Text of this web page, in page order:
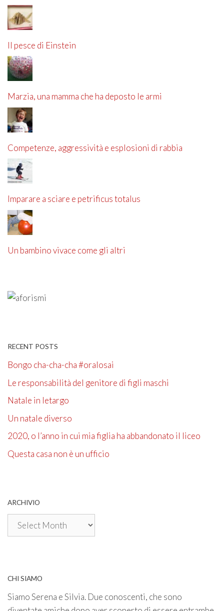
Il pesce di Einstein
Marzia, una mamma che ha deposto le armi
Competenze, aggressività e esplosioni di rabbia
Imparare a sciare e petrificus totalus
Un bambino vivace come gli altri
RECENT POSTS
Bongo cha-cha-cha #oralosai
Le responsabilità del genitore di figli maschi
Natale in letargo
Un natale diverso
2020, o l’anno in cui mia figlia ha abbandonato il liceo
Questa casa non è un ufficio
ARCHIVIO
Archivio
CHI SIAMO
Siamo Serena e Silvia. Due conoscenti, che sono